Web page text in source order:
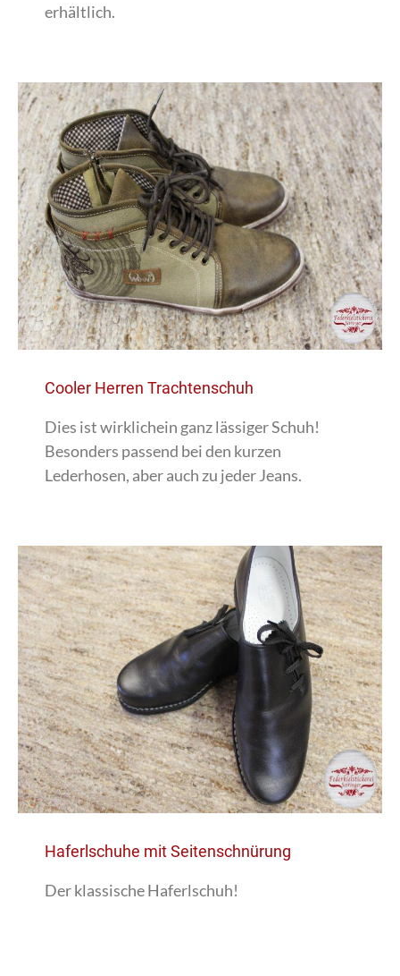
erhältlich.
Cooler Herren Trachtenschuh
Dies ist wirklichein ganz lässiger Schuh!
Besonders passend bei den kurzen
Lederhosen, aber auch zu jeder Jeans.
Haferlschuhe mit Seitenschnürung
Der klassische Haferlschuh!